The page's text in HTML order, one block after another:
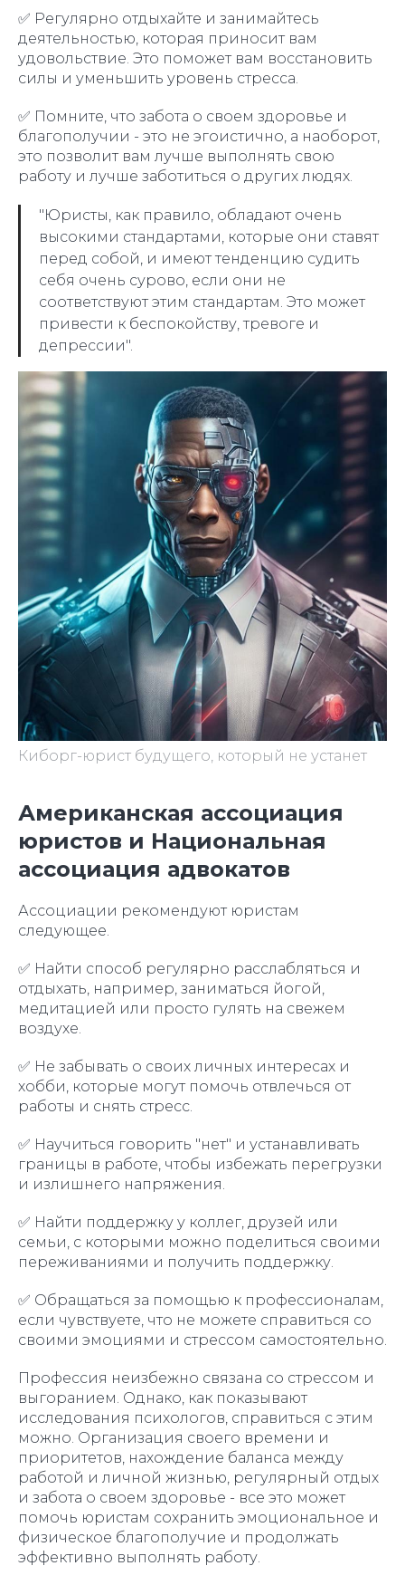
✅ Регулярно отдыхайте и занимайтесь
деятельностью, которая приносит вам
удовольствие. Это поможет вам восстановить
силы и уменьшить уровень стресса.
✅ Помните, что забота о своем здоровье и
благополучии - это не эгоистично, а наоборот,
это позволит вам лучше выполнять свою
работу и лучше заботиться о других людях.
"Юристы, как правило, обладают очень
высокими стандартами, которые они ставят
перед собой, и имеют тенденцию судить
себя очень сурово, если они не
соответствуют этим стандартам. Это может
привести к беспокойству, тревоге и
депрессии".
Киборг-юрист будущего, который не устанет
Американская ассоциация
юристов и Национальная
ассоциация адвокатов
Ассоциации рекомендуют юристам
следующее.
✅ Найти способ регулярно расслабляться и
отдыхать, например, заниматься йогой,
медитацией или просто гулять на свежем
воздухе.
✅ Не забывать о своих личных интересах и
хобби, которые могут помочь отвлечься от
работы и снять стресс.
✅ Научиться говорить "нет" и устанавливать
границы в работе, чтобы избежать перегрузки
и излишнего напряжения.
✅ Найти поддержку у коллег, друзей или
семьи, с которыми можно поделиться своими
переживаниями и получить поддержку.
✅ Обращаться за помощью к профессионалам,
если чувствуете, что не можете справиться со
своими эмоциями и стрессом самостоятельно.
Профессия неизбежно связана со стрессом и
выгоранием. Однако, как показывают
исследования психологов, справиться с этим
можно. Организация своего времени и
приоритетов, нахождение баланса между
работой и личной жизнью, регулярный отдых
и забота о своем здоровье - все это может
помочь юристам сохранить эмоциональное и
физическое благополучие и продолжать
эффективно выполнять работу.